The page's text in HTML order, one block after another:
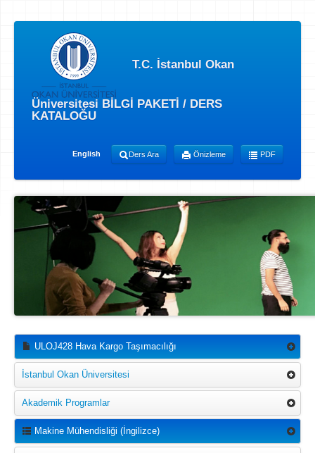
T.C. İstanbul Okan
Üniversitesi BİLGİ PAKETİ / DERS
KATALOĞU
English Ders Ara Önizleme PDF
ULOJ428 Hava Kargo Taşımacılığı
İstanbul Okan Üniversitesi
Akademik Programlar
Makine Mühendisliği (İngilizce)